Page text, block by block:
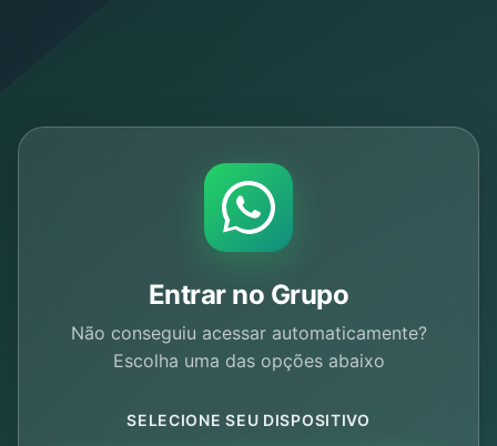
Entrar no Grupo
Não conseguiu acessar automaticamente?
Escolha uma das opções abaixo
SELECIONE SEU DISPOSITIVO